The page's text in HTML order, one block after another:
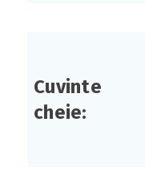
Cuvinte
cheie: